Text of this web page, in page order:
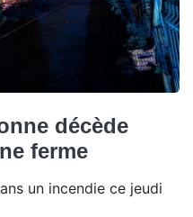
décède
ferme
un incendie ce jeudi